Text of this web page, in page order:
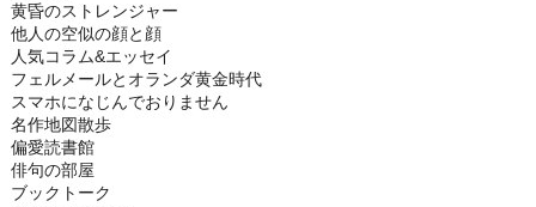
黄昏のストレンジャー
他人の空似の顔と顔
人気コラム&エッセイ
フェルメールとオランダ黄金時代
スマホになじんでおりません
名作地図散歩
偏愛読書館
俳句の部屋
ブックトーク